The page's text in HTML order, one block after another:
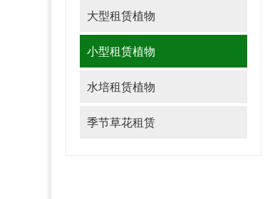
大型租赁植物
小型租赁植物
水培租赁植物
季节草花租赁